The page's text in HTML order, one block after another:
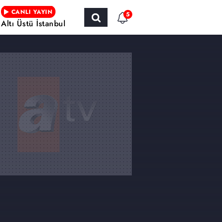
CANLI YAYIN
Altı Üstü İstanbul
5